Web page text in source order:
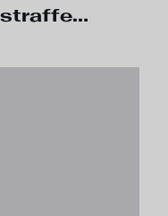
straffe